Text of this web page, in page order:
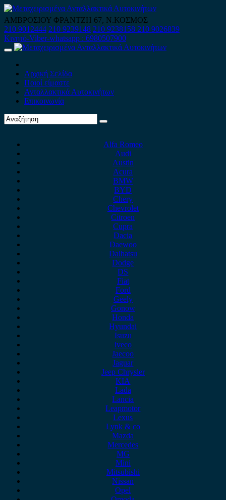
Skip
to
content
ΑΜΒΡΟΣΙΟΥ ΦΡΑΝΤΖΗ 67, Ν.ΚΟΣΜΟΣ
210 9012444 210 9239148 210 9238158 210 9026839
Κινητό-Viber-whatsapp : 6980507900
Primary
Αρχική Σελίδα
Ποιοί είμαστε
Ανταλλακτικά Αυτοκινήτων
Επικοινωνία
Alfa Romeo
Audi
Austin
Acura
BMW
BYD
Chery
Chevrolet
Citroen
Cupra
Dacia
Daewoo
Daihatsu
Dodge
DS
Fiat
Ford
Geely
Gonow
Honda
Hyundai
Isuzu
iveco
Jaecoo
Jaguar
Jeep Chrysler
KIA
Lada
Lancia
Leapmotor
Lexus
Lynk & co
Mazda
Mercedes
MG
Mini
Mitsubishi
Nissan
Opel